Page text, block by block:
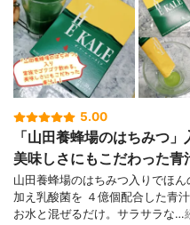
5.00
「山田養蜂場のはちみつ
美味しさにもこだわった青
山田養蜂場のはちみつ入りでほ
加え乳酸菌を ４億個配合した青
お水と混ぜるだけ。サラサラな…